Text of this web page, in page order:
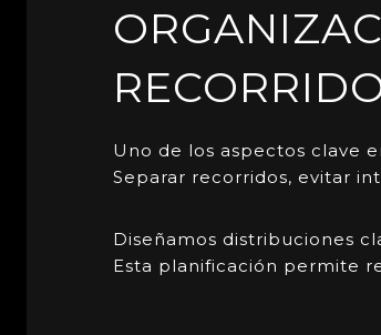
Uno de los aspectos clave
Separar recorridos, evitar
Diseñamos distribuciones
Esta planificación permite